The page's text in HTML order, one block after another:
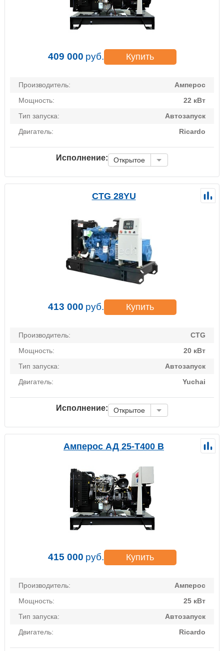
409 000 руб. Купить
Производитель:
Амперос
Мощность:
22 кВт
Тип запуска:
Автозапуск
Двигатель:
Ricardo
Исполнение: Открытое
CTG 28YU
413 000 руб. Купить
Производитель:
CTG
Мощность:
20 кВт
Тип запуска:
Автозапуск
Двигатель:
Yuchai
Исполнение: Открытое
Амперос АД 25-Т400 B
415 000 руб. Купить
Производитель:
Амперос
Мощность:
25 кВт
Тип запуска:
Автозапуск
Двигатель:
Ricardo